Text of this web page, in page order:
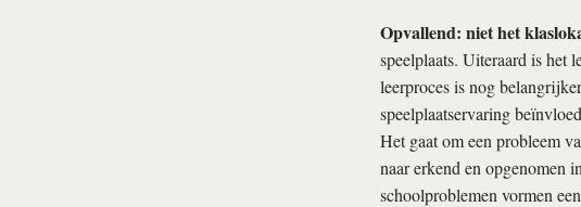
Opvallend: niet het
speelplaats. Uiteraard is het
leerproces is nog
speelplaatservaring
Het gaat om een probleem
naar erkend en opgenomen
schoolproblemen vormen